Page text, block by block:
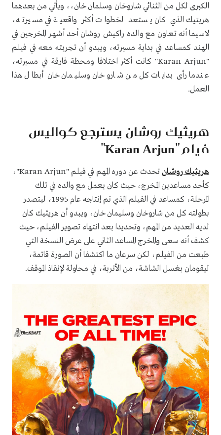
الكبرى لكل من الثنائي شاروخان وسلمان خان،، ويأتي من بعدهما
هريتيك الذي كان يستعد لخطوات أكثر واقعية في مسيرته،
لاسيما أنه تعاون مع والده راكيش روشان أحد أشهر المخرجين في
الهند كمساعد في بداية مسيرته، ويبدو أن تجربته معه في فيلم
"Karan Arjun" كانت أكثر اختلافا ومحطة فارقة في مسيرته،
عندما رأى بدايات كل من شاروخان وسليمان خان أبطال هذا
العمل.
هريثيك روشان يسترجع كواليس
فيلم "Karan Arjun"
هريثيك روشان
تحدث عن دوره المهم في فيلم "Karan Arjun"،
كأحد مساعدين المخرج، حيث كان يعمل مع والده في تلك
المرحلة، كمساعد في الفيلم الذي تم إنتاجه عام 1995، ليتصدر
بطولته كل من شاروخان وسليمان خان، ويبدو أن هريثيك كان
لديه العديد من المهم، وتحديدا بعد انتهاء تصوير الفيلم، حيث
كشف أنه سعى والمخرج المساعد الثاني على عرض النسخة التي
طبعت من الفيلم، لكن سرعان ما اكتشفا أن الصورة قاتمة،
ليقومان بغسل الشاشة، من الأتربة، في محاولة لإنقاذ الموقف.